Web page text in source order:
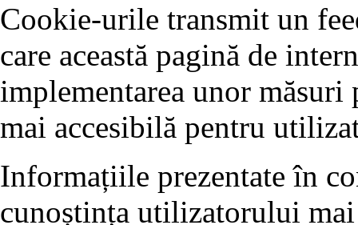
Cookie-urile transmit un
care această pagină de
implementarea unor
mai accesibilă pentru
Informațiile prezentate în
cunoștința utilizatorului